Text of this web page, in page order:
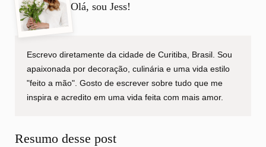
Olá, sou Jess!
Escrevo diretamente da cidade de Curitiba, Brasil. Sou
apaixonada por decoração, culinária e uma vida estilo
"feito a mão". Gosto de escrever sobre tudo que me
inspira e acredito em uma vida feita com mais amor.
Resumo desse post